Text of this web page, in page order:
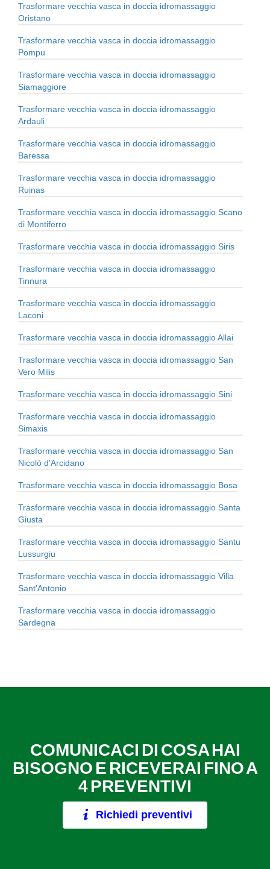
Trasformare vecchia vasca in doccia idromassaggio
Oristano
Trasformare vecchia vasca in doccia idromassaggio
Pompu
Trasformare vecchia vasca in doccia idromassaggio
Siamaggiore
Trasformare vecchia vasca in doccia idromassaggio
Ardauli
Trasformare vecchia vasca in doccia idromassaggio
Baressa
Trasformare vecchia vasca in doccia idromassaggio
Ruinas
Trasformare vecchia vasca in doccia idromassaggio Scano
di Montiferro
Trasformare vecchia vasca in doccia idromassaggio Siris
Trasformare vecchia vasca in doccia idromassaggio
Tinnura
Trasformare vecchia vasca in doccia idromassaggio
Laconi
Trasformare vecchia vasca in doccia idromassaggio Allai
Trasformare vecchia vasca in doccia idromassaggio San
Vero Milis
Trasformare vecchia vasca in doccia idromassaggio Sini
Trasformare vecchia vasca in doccia idromassaggio
Simaxis
Trasformare vecchia vasca in doccia idromassaggio San
Nicolò d'Arcidano
Trasformare vecchia vasca in doccia idromassaggio Bosa
Trasformare vecchia vasca in doccia idromassaggio Santa
Giusta
Trasformare vecchia vasca in doccia idromassaggio Santu
Lussurgiu
Trasformare vecchia vasca in doccia idromassaggio Villa
Sant'Antonio
Trasformare vecchia vasca in doccia idromassaggio
Sardegna
COMUNICACI DI COSA HAI
BISOGNO E RICEVERAI FINO A
4 PREVENTIVI
Richiedi preventivi